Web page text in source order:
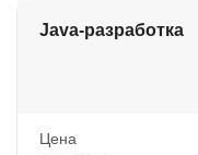
Java-разработка
Цена